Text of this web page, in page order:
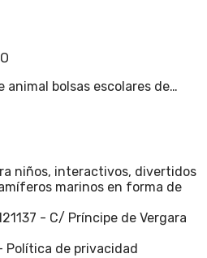
bolsas escolares de…
niños, interactivos, divertidos
marinos en forma de
- C/ Príncipe de Vergara
Política de privacidad